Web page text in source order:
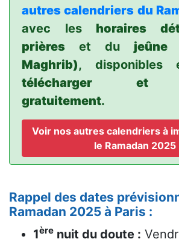
autres calendriers du
avec les horaires
prières et du jeûne
Maghrib), disponibles
télécharger et
gratuitement.
Voir nos autres calendriers à
le Ramadan 2025
Rappel des dates
Ramadan 2025 à Paris :
1ère nuit du doute :